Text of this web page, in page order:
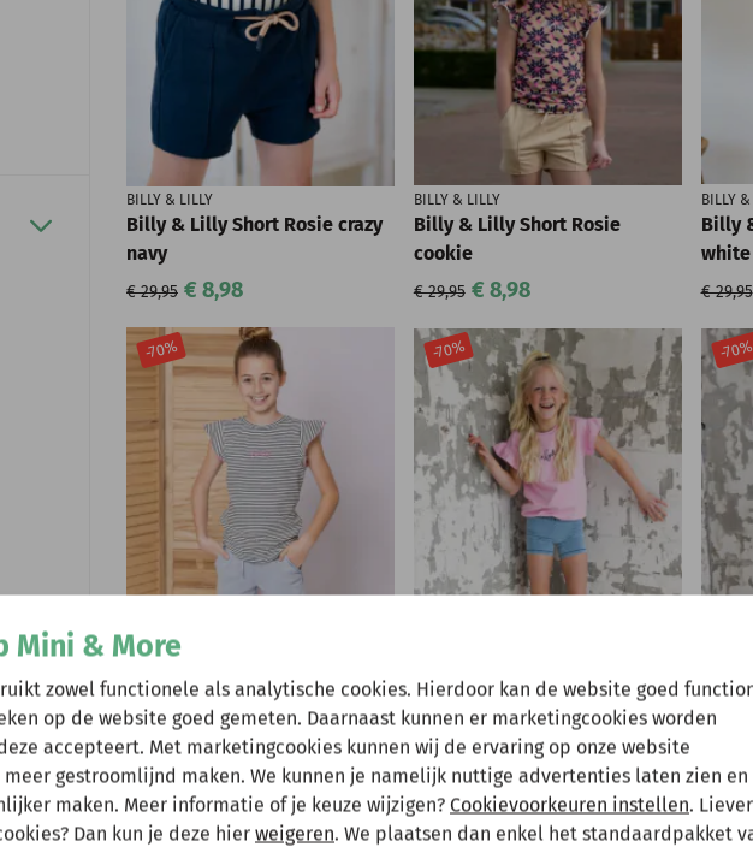
BILLY & LILLY
Billy & Lilly Short Rosie crazy
navy
€ 29,95 € 8,98
BILLY & LILLY
Billy & Lilly Short Rosie
cookie
€ 29,95 € 8,98
BILLY
Billy
white
€ 29,95
-70%
Billy & Lilly Shirt Ana crazy
€ 29,95 € 8,98
-70%
€ 10,48
-70%
-70% -70%
Wij zijn er even tussenuit!
Natuurlijk kun je wel gewoon een bestelling plaatsen maar deze wordt dan maandag
verzonden.
Gelieve hier rekening mee te houden bij het plaatsen van je bestelling.
Mini & More
zowel functionele als analytische cookies. Hierdoor kan de website goed
op de website goed gemeten. Daarnaast kunnen er marketingcookies worden
accepteert. Met marketingcookies kunnen wij de ervaring op onze website
gestroomlijnd maken. We kunnen je namelijk nuttige advertenties laten zien en
maken. Meer informatie of je keuze wijzigen? Cookievoorkeuren instellen.
Dan kun je deze hier weigeren. We plaatsen dan enkel het standaardpakket